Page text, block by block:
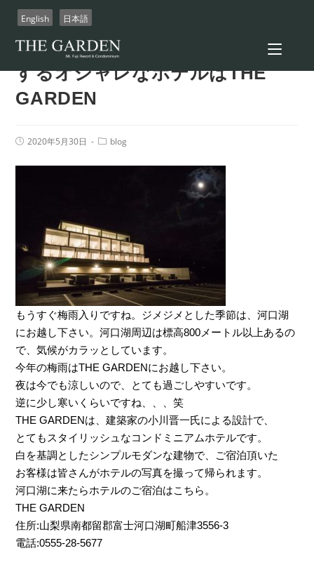
English 日本語
山梨県の河口湖でインスタ映え
するオシャレなホテルはTHE
GARDEN
Post2020年5月30日
Postblog
もうすぐ梅雨入りですね。ジメジメとした季節は、河口湖
にお越し下さい。河口湖周辺は標高800メートル以上あるの
で、気候がカラッとしています。
今年の梅雨はTHE GARDENにお越し下さい。
夜は今でも涼しいので、とても過ごしやすいです。
逆に少し寒いくらいですね、、、笑
THE GARDENは、建築家の小川晋一氏による設計で、
とてもスタイリッシュなコンドミニアムホテルです。
白を基調としたシンプルモダンな建物で、ご宿泊頂いた
お客様は皆さんがホテルの写真を撮って帰られます。
河口湖に来たらホテルのご宿泊はこちら。
THE GARDEN
住所:山梨県南都留郡富士河口湖町船津3556-3
電話:0555-28-5677